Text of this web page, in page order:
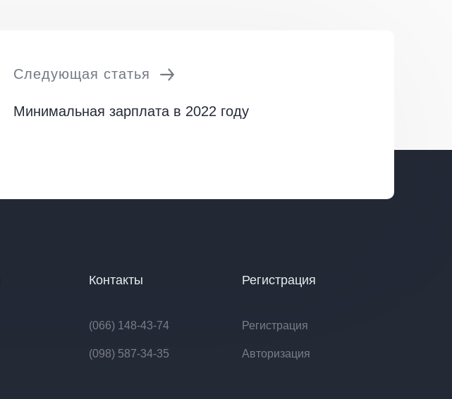
Следующая статья
Минимальная зарплата в 2022 году
Контакты
(066) 148-43-74
(098) 587-34-35
Регистрация
Регистрация
Авторизация